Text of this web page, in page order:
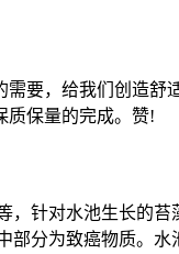
要，给我们创造舒
质保量的完成。赞!
，针对水池生长的
部分为致癌物质。